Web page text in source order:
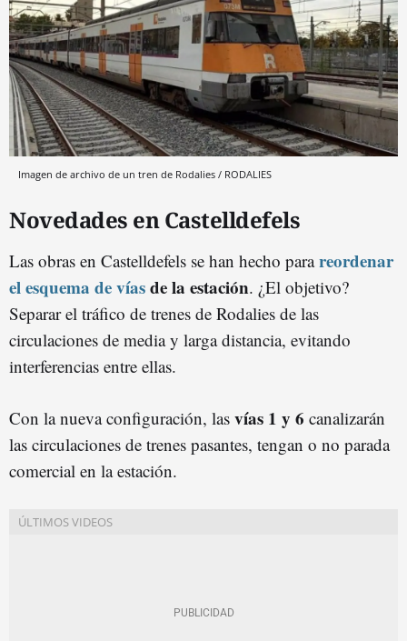
Imagen de archivo de un tren de Rodalies / RODALIES
Novedades en Castelldefels
Las obras en Castelldefels se han hecho parareordenar
el esquema de víasde la estación. ¿El objetivo?
Separar el tráfico de trenes de Rodalies de las
circulaciones de media y larga distancia, evitando
interferencias entre ellas.
Con la nueva configuración, las vías 1 y 6 canalizarán
las circulaciones de trenes pasantes, tengan o no parada
comercial en la estación.